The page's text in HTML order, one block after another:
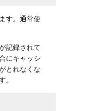
す。通常使
記録されて
にキャッシ
とれなくな
。